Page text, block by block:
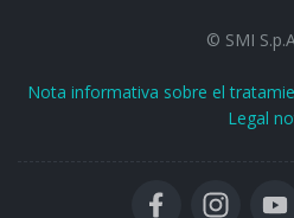
© SMI
Nota informativa sobre el
Legal